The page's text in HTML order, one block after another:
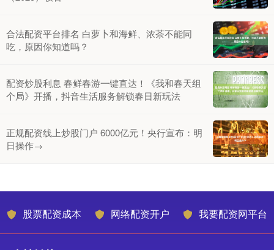
合法配资平台排名 白萝卜和海鲜、浓茶不能同
吃，原因你知道吗？
配资炒股利息 春鲜春游一键直达！《我和春天组
个局》开播，抖音生活服务解锁春日新玩法
正规配资线上炒股门户 6000亿元！央行宣布：明
日操作→
股票配资成本 网络配资开户 我要配资网平台